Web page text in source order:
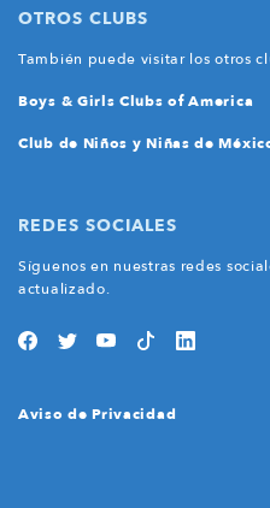
OTROS CLUBS
También puede visitar los otros
Boys & Girls Clubs of America
Club de Niños y Niñas de
REDES SOCIALES
Síguenos en nuestras redes
actualizado.
Aviso de Privacidad